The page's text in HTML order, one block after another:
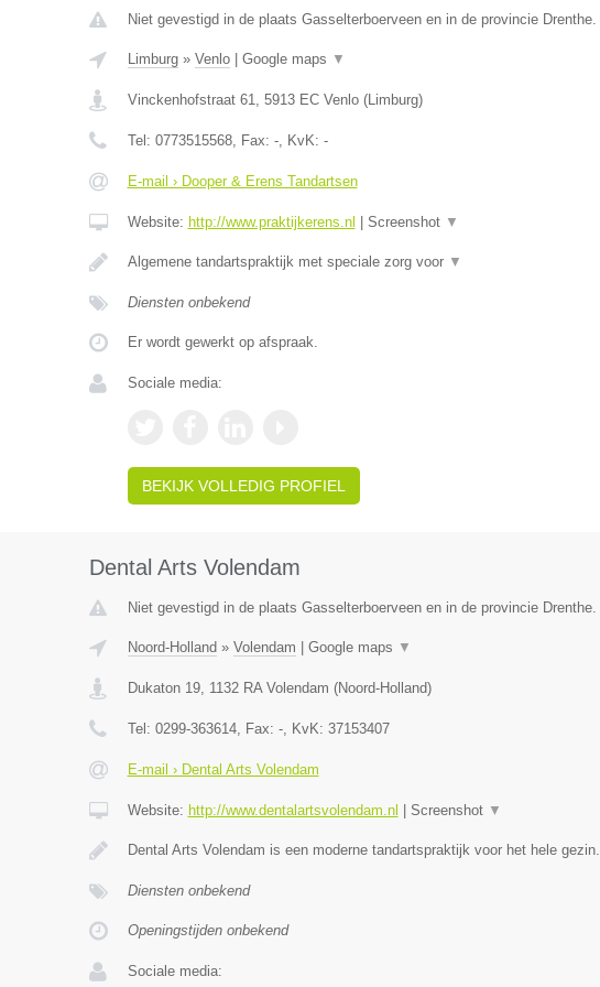
Niet gevestigd in de plaats Gasselterboerveen en in de provincie Drenthe.
Limburg» Venlo| Google maps ▼
Vinckenhofstraat 61, 5913 EC Venlo(Limburg)
Tel: 0773515568, Fax: -, KvK: -
E-mail › Dooper & Erens Tandartsen
Website: http://www.praktijkerens.nl Screenshot ▼
Algemene tandartspraktijk met speciale zorg voor ▼
Diensten onbekend
Er wordt gewerkt op afspraak.
Sociale media:
BEKIJK VOLLEDIG PROFIEL
Dental Arts Volendam
Niet gevestigd in de plaats Gasselterboerveen en in de provincie Drenthe.
Noord-Holland » Volendam Google maps ▼
Dukaton 19, 1132 RA Volendam (Noord-Holland)
Tel: 0299-363614, Fax: -, KvK: 37153407
E-mail › Dental Arts Volendam
Website: http://www.dentalartsvolendam.nl Screenshot ▼
Dental Arts Volendam is een moderne tandartspraktijk voor het hele gezin.
Diensten onbekend
Openingstijden onbekend
Sociale media: